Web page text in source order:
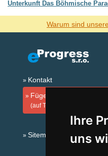
Ihre
uns
Unterkunft Das Böhmische
Warum sind
Kontakt
Fügen Sie Ihre
(auf Tschechisch)
Sitemap